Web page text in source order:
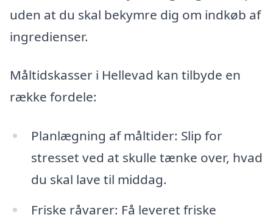
uden at du skal bekymre dig om indkøb af
ingredienser.
Måltidskasser i Hellevad kan tilbyde en
række fordele:
Planlægning af måltider: Slip for
stresset ved at skulle tænke over, hvad
du skal lave til middag.
Friske råvarer: Få leveret friske